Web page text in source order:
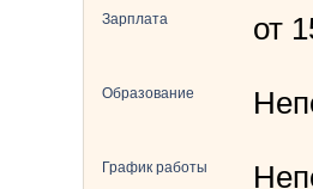
Зарплата от
Образование
График работы